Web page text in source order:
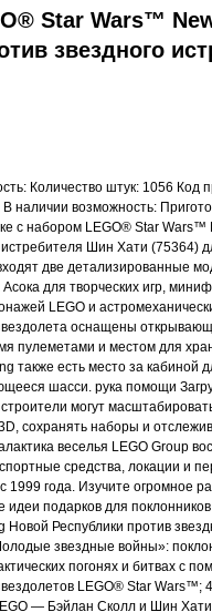
Star Wars™
звездного
Количество штук: 1056 Код
В наличии возможность:
с набором LEGO® Star
истребителя Шин Хати (75364)
две детализированные
для творческих игр,
LEGO и
оснащены
пулеметами и местом для
также есть место за кабиной
шасси. рука помощи
строители могут
сохранять наборы и
веселья LEGO Group
средства, локации и
1999 года. Изучите огромное
идеи подарков для
Новой Республики против
звездные войны»:
погонях и битвах с
LEGO® Star Wars™;
— Бэйлан Сколл и Шин